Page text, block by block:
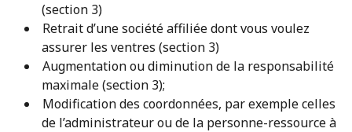
(section 3)
Retrait d’une société affiliée dont vous voulez
assurer les ventres (section 3)
Augmentation ou diminution de la responsabilité
maximale (section 3);
Modification des coordonnées, par exemple celles
de l’administrateur ou de la personne-ressource à